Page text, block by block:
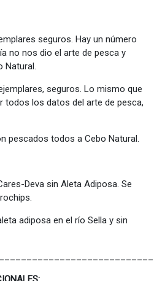
seguros. Hay un número
no nos dio el arte de pesca y
Natural.
seguros. Lo mismo que
todos los datos del arte de pesca,
pescados todos a Cebo Natural.
Deva sin Aleta Adiposa. Se
adiposa en el río Sella y sin